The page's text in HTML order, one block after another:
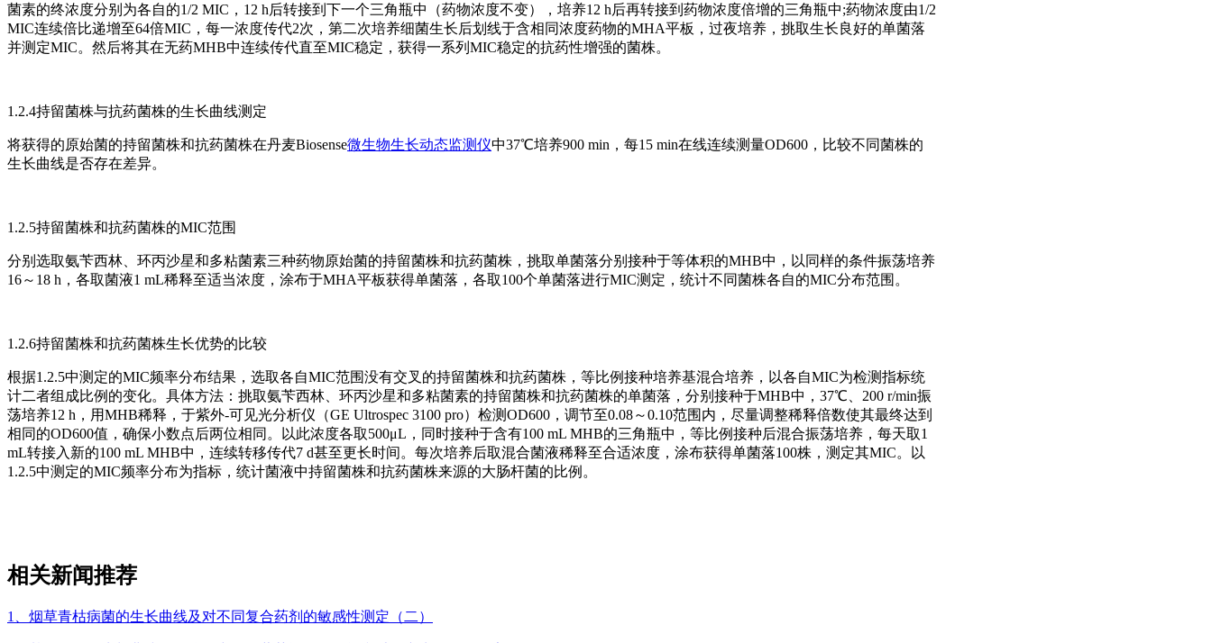
菌素的终浓度分别为各自的1/2 MIC，12 h后转接到下一个三角瓶中（药物浓度不变），培养12 h后再转接到药物浓度倍增的三角瓶中;药物浓度由1/2
MIC连续倍比递增至64倍MIC，每一浓度传代2次，第二次培养细菌生长后划线于含相同浓度药物的MHA平板，过夜培养，挑取生长良好的单菌落
并测定MIC。然后将其在无药MHB中连续传代直至MIC稳定，获得一系列MIC稳定的抗药性增强的菌株。
1.2.4持留菌株与抗药菌株的生长曲线测定
将获得的原始菌的持留菌株和抗药菌株在丹麦Biosense微生物生长动态监测仪中37℃培养900 min，每15 min在线连续测量OD600，比较不同菌株的
生长曲线是否存在差异。
1.2.5持留菌株和抗药菌株的MIC范围
分别选取氨苄西林、环丙沙星和多粘菌素三种药物原始菌的持留菌株和抗药菌株，挑取单菌落分别接种于等体积的MHB中，以同样的条件振荡培养
16～18 h，各取菌液1 mL稀释至适当浓度，涂布于MHA平板获得单菌落，各取100个单菌落进行MIC测定，统计不同菌株各自的MIC分布范围。
1.2.6持留菌株和抗药菌株生长优势的比较
根据1.2.5中测定的MIC频率分布结果，选取各自MIC范围没有交叉的持留菌株和抗药菌株，等比例接种培养基混合培养，以各自MIC为检测指标统
计二者组成比例的变化。具体方法：挑取氨苄西林、环丙沙星和多粘菌素的持留菌株和抗药菌株的单菌落，分别接种于MHB中，37℃、200 r/min振
荡培养12 h，用MHB稀释，于紫外-可见光分析仪（GE Ultrospec 3100 pro）检测OD600，调节至0.08～0.10范围内，尽量调整稀释倍数使其最终达到
相同的OD600值，确保小数点后两位相同。以此浓度各取500μL，同时接种于含有100 mL MHB的三角瓶中，等比例接种后混合振荡培养，每天取1
mL转接入新的100 mL MHB中，连续转移传代7 d甚至更长时间。每次培养后取混合菌液稀释至合适浓度，涂布获得单菌落100株，测定其MIC。以
1.2.5中测定的MIC频率分布为指标，统计菌液中持留菌株和抗药菌株来源的大肠杆菌的比例。
相关新闻推荐
1、烟草青枯病菌的生长曲线及对不同复合药剂的敏感性测定（二）